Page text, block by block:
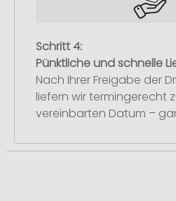
Schritt 4:
Pünktliche und schnelle
Nach Ihrer Freigabe der
liefern wir termingerecht
vereinbarten Datum –